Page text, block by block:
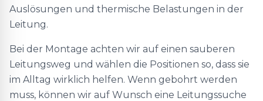
Auslösungen und thermische Belastungen in der
Leitung.
Bei der Montage achten wir auf einen sauberen
Leitungsweg und wählen die Positionen so, dass sie
im Alltag wirklich helfen. Wenn gebohrt werden
muss, können wir auf Wunsch eine Leitungssuche